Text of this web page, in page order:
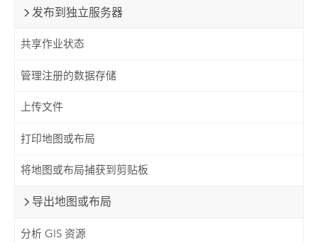
发布到独立服务器
共享作业状态
管理注册的数据存储
上传文件
打印地图或布局
将地图或布局捕获到剪贴板
导出地图或布局
分析 GIS 资源